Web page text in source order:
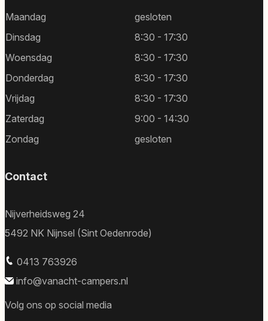
Maandag
gesloten
Dinsdag
8:30 - 17:30
Woensdag
8:30 - 17:30
Donderdag
8:30 - 17:30
Vrijdag
8:30 - 17:30
Zaterdag
9:00 - 14:30
Zondag
gesloten
Contact
Nijverheidsweg 24
5492 NK Nijnsel (Sint Oedenrode)
0413 763926
info@vanacht-campers.nl
Volg ons op social media